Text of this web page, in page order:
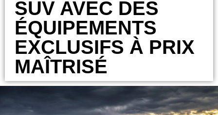
SUV AVEC DES
ÉQUIPEMENTS
EXCLUSIFS À PRIX
MAÎTRISÉ